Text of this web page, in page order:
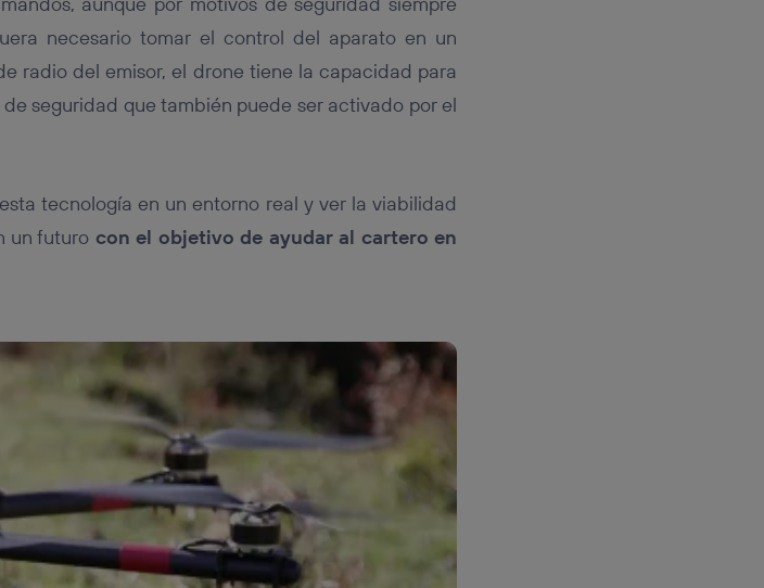
necesario tomar el control del aparato en un
radio del emisor, el drone tiene la capacidad para
seguridad que también puede ser activado por el
tecnología en un entorno real y ver la viabilidad
un futuro con el objetivo de ayudar al cartero en